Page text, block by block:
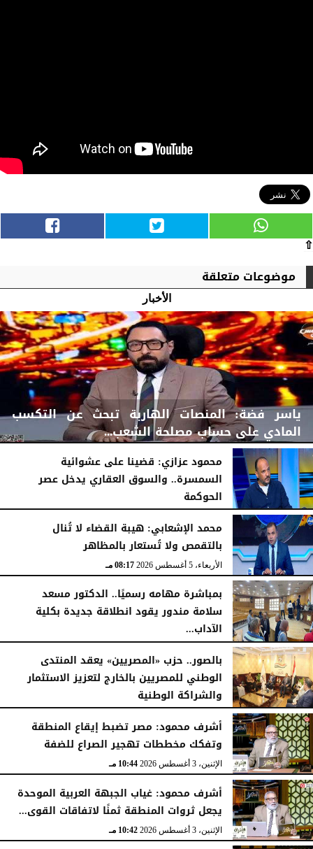
⇧
موضوعات متعلقة
الأخبار
ياسر فضة: المنصات الهاربة تبحث عن التكسب
المادي على حساب مصلحة الشعب...
الأربعاء، 5 أغسطس 2026 08:42 مـ
محمود عزازي: قضينا على عشوائية
السمسرة.. والسوق العقاري يدخل عصر
الحوكمة
الأربعاء، 5 أغسطس 2026
محمد الإشعابي: هيبة القضاء لا تُنال
بالتقمص ولا تُستعار بالمظاهر
الأربعاء، 5 أغسطس 2026 08:17 مـ
بمباشرة مهامه رسميًا.. الدكتور مسعد
سلامة مندور يقود انطلاقة جديدة بكلية
الآداب...
الأربعاء، 5 أغسطس 2026
بالصور.. حزب «المصريين» يعقد المنتدى
الوطني للمصريين بالخارج لتعزيز الاستثمار
والشراكة الوطنية
الثلاثاء، 4 أغسطس 2026
أشرف محمود: مصر تضبط إيقاع المنطقة
وتفكك مخططات تهجير الصراع للضفة
الإثنين، 3 أغسطس 2026 10:44 مـ
أشرف محمود: غياب الجبهة العربية الموحدة
يجعل ثروات المنطقة ثمنًا لاتفاقات القوى...
الإثنين، 3 أغسطس 2026 10:42 مـ